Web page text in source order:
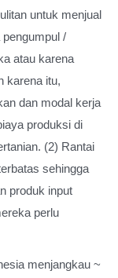
untuk menjual
/
atau karena
karena itu,
dan modal kerja
produksi di
(2) Rantai
sehingga
produk input
perlu
menjangkau ~